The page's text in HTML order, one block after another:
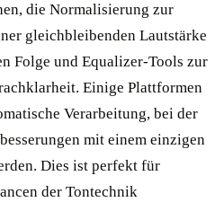
die Normalisierung zur
gleichbleibenden Lautstärke
Folge und Equalizer-Tools zur
Einige Plattformen
Verarbeitung, bei der
mit einem einzigen
Dies ist perfekt für
der Tontechnik